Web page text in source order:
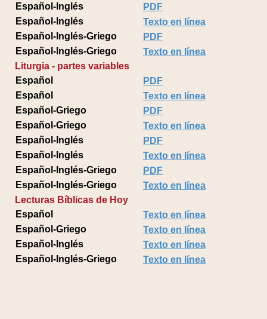
Español-Inglés
PDF
Español-Inglés
Texto en línea
Español-Inglés-Griego
PDF
Español-Inglés-Griego
Texto en línea
Liturgia - partes variables
Español
PDF
Español
Texto en línea
Español-Griego
PDF
Español-Griego
Texto en línea
Español-Inglés
PDF
Español-Inglés
Texto en línea
Español-Inglés-Griego
PDF
Español-Inglés-Griego
Texto en línea
Lecturas Bíblicas de Hoy
Español
Texto en línea
Español-Griego
Texto en línea
Español-Inglés
Texto en línea
Español-Inglés-Griego
Texto en línea